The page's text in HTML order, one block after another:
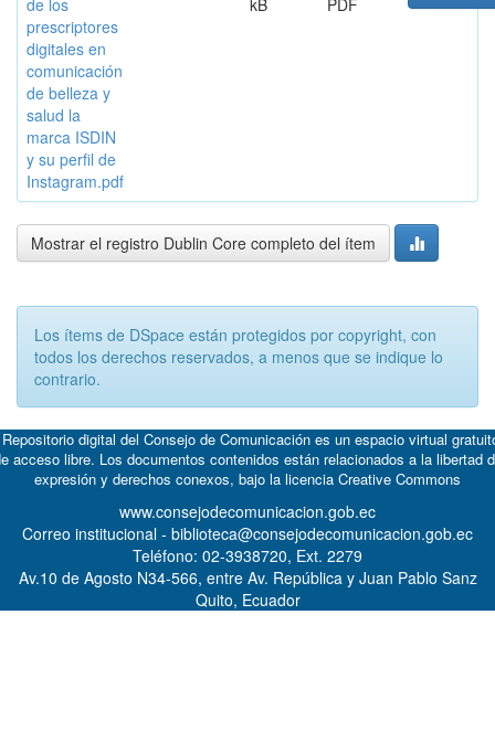
de los
prescriptores
digitales en
comunicación
de belleza y
salud la
marca ISDIN
y su perfil de
Instagram.pdf
kB
PDF
Mostrar el registro Dublin Core completo del ítem
Los ítems de DSpace están protegidos por copyright, con
todos los derechos reservados, a menos que se indique lo
contrario.
digital del Consejo de Comunicación es un espacio virtual
acceso libre. Los documentos contenidos están relacionados a la libertad
expresión y derechos conexos, bajo la licencia Creative Commons
www.consejodecomunicacion.gob.ec
Correo institucional - biblioteca@consejodecomunicacion.gob.ec
Teléfono: 02-3938720, Ext. 2279
Av.10 de Agosto N34-566, entre Av. República y Juan Pablo Sanz
Quito, Ecuador